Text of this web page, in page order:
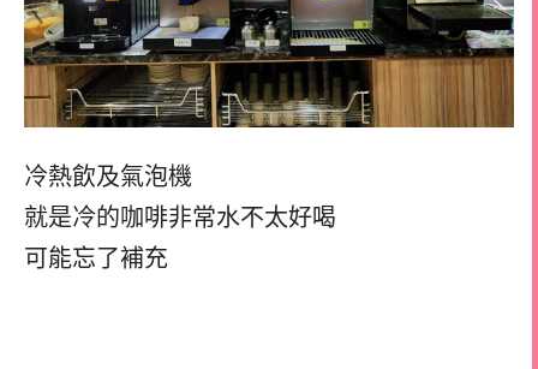
冷熱飲及氣泡機
就是冷的咖啡非常水不太好喝
可能忘了補充